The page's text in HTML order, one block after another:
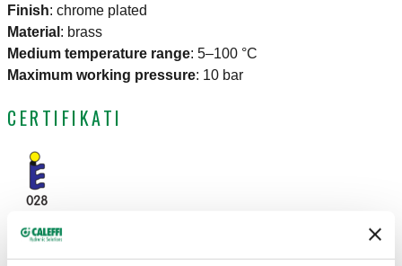
Finish: chrome plated
Material : brass
Medium temperature range: 5–100 °C
Maximum working pressure: 10 bar
CERTIFIKATI
CRTEŽI I SPECIFIKACIJE